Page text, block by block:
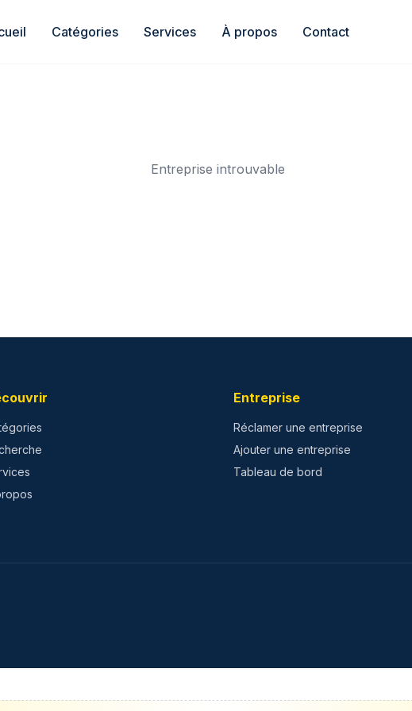
Catégories Services À propos Contact
Entreprise introuvable
Entreprise
Réclamer une entreprise
Ajouter une entreprise
Tableau de bord